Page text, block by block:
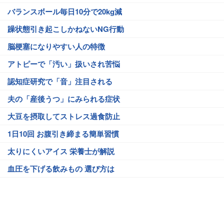
バランスボール毎日10分で20kg減
躁状態引き起こしかねないNG行動
脳梗塞になりやすい人の特徴
アトピーで「汚い」扱いされ苦悩
認知症研究で「音」注目される
夫の「産後うつ」にみられる症状
大豆を摂取してストレス過食防止
1日10回 お腹引き締まる簡単習慣
太りにくいアイス 栄養士が解説
血圧を下げる飲みもの 選び方は